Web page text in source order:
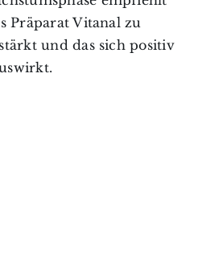
Präparat Vitanal zu
und das sich positiv